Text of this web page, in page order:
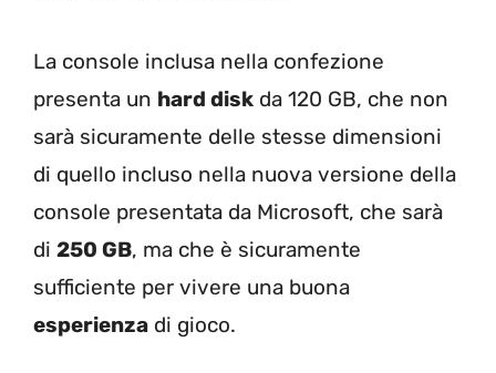
La console inclusa nella confezione
presenta un hard disk da 120 GB, che non
sarà sicuramente delle stesse dimensioni
di quello incluso nella nuova versione della
console presentata da Microsoft, che sarà
di 250 GB, ma che è sicuramente
sufficiente per vivere una buona
esperienza di gioco.